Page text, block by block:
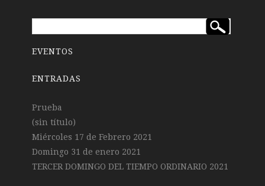
EVENTOS
ENTRADAS
Prueba
(sin título)
Miércoles 17 de Febrero 2021
Domingo 31 de enero 2021
TERCER DOMINGO DEL TIEMPO ORDINARIO 2021